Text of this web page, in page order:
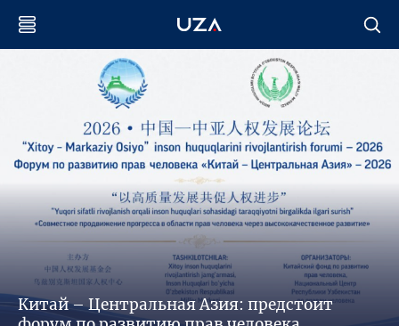
Китай – Центральная Азия: предстоит